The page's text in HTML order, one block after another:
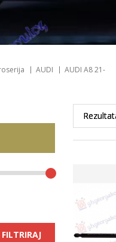
AUDI AUDI A8 21-
FILTRIRAJ